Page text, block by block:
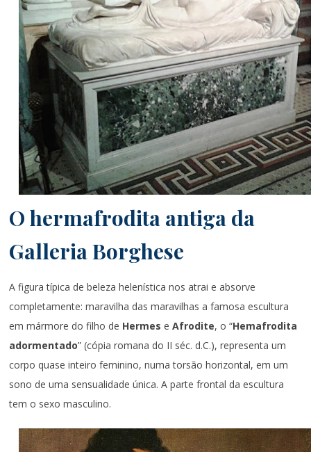
O hermafrodita antiga da
Galleria Borghese
A figura típica de beleza helenística nos atrai e absorve
completamente: maravilha das maravilhas a famosa escultura
em mármore do filho de HermeseAfrodite, o “Hemafrodita
adormentado” (cópia romana do II séc. d.C.), representa um
corpo quase inteiro feminino, numa torsão horizontal, em um
sono de uma sensualidade única. A parte frontal da escultura
tem o sexo masculino.